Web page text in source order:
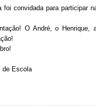
foi convidada para participar
O André, o
de Escola